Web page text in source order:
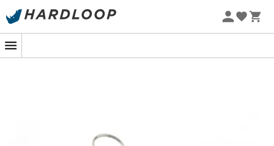
Letní akce 🔥 -5 % EXTRA při nákupu 2 produktů* s kódem